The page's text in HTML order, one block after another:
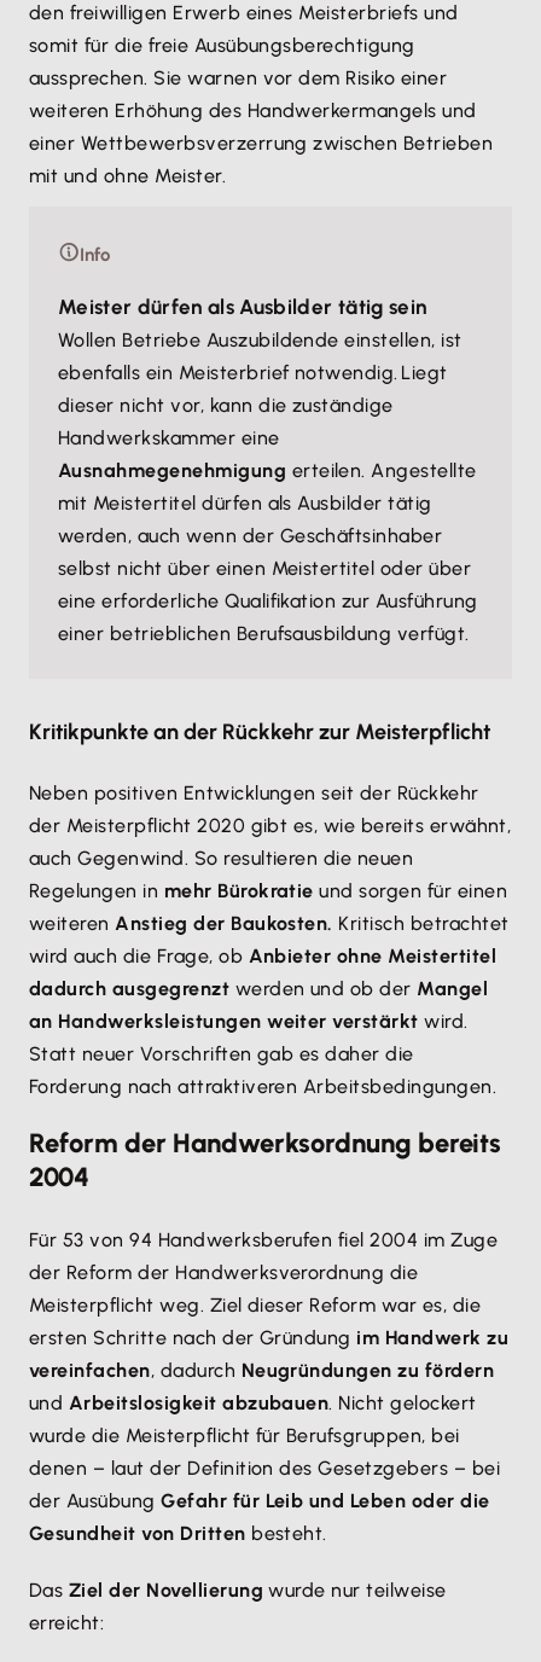
den freiwilligen Erwerb eines Meisterbriefs und
somit für die freie Ausübungsberechtigung
aussprechen. Sie warnen vor dem Risiko einer
weiteren Erhöhung des Handwerkermangels und
einer Wettbewerbsverzerrung zwischen Betrieben
mit und ohne Meister.
Info
Meister dürfen als Ausbilder tätig sein
Wollen Betriebe Auszubildende einstellen, ist
ebenfalls ein Meisterbrief notwendig. Liegt
dieser nicht vor, kann die zuständige
Handwerkskammer eine
Ausnahmegenehmigung erteilen. Angestellte
mit Meistertitel dürfen als Ausbilder tätig
werden, auch wenn der Geschäftsinhaber
selbst nicht über einen Meistertitel oder über
eine erforderliche Qualifikation zur Ausführung
einer betrieblichen Berufsausbildung verfügt.
Kritikpunkte an der Rückkehr zur Meisterpflicht
Neben positiven Entwicklungen seit der Rückkehr
der Meisterpflicht 2020 gibt es, wie bereits erwähnt,
auch Gegenwind. So resultieren die neuen
Regelungen in mehr Bürokratie und sorgen für einen
weiterenAnstieg der Baukosten. Kritisch betrachtet
wird auch die Frage, ob Anbieter ohne Meistertitel
dadurch ausgegrenzt werden und ob der Mangel
an Handwerksleistungen weiter verstärkt wird.
Statt neuer Vorschriften gab es daher die
Forderung nach attraktiveren Arbeitsbedingungen.
Reform der Handwerksordnung bereits
2004
Für 53 von 94 Handwerksberufen fiel 2004 im Zuge
der Reform der Handwerksverordnung die
Meisterpflicht weg. Ziel dieser Reform war es, die
ersten Schritte nach der Gründung im Handwerk zu
vereinfachen, dadurch Neugründungen zu fördern
und Arbeitslosigkeit abzubauen. Nicht gelockert
wurde die Meisterpflicht für Berufsgruppen, bei
denen – laut der Definition des Gesetzgebers – bei
der AusübungGefahr für Leib und Leben oder die
Gesundheit von Dritten besteht.
Das Ziel der Novellierung wurde nur teilweise
erreicht: